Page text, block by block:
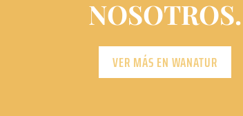
NOSOTROS.
VER MÁS EN WANATUR